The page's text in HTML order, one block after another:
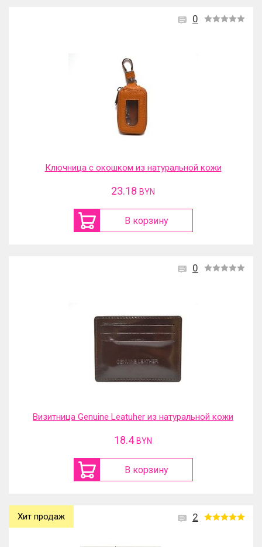
0
Ключница с окошком из натуральной кожи
23.18 BYN
В корзину
0
Визитница Genuine Leatuher из натуральной кожи
18.4 BYN
В корзину
2
Хит продаж